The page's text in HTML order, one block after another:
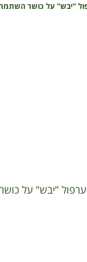
"יבש" על כושר
"יבש" על